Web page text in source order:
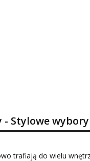
- Stylowe
trafiają do wielu